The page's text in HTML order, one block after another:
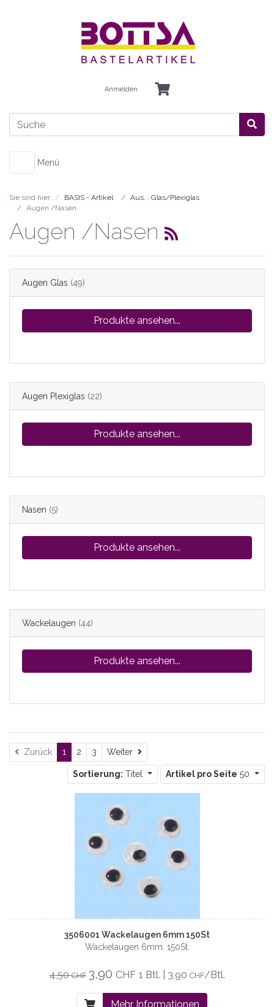
Anmelden
Menü
Sie sind hier: BASIS - Artikel
Aus... Glas/Plexiglas
Augen /Nasen
Augen /Nasen
Augen Glas (49)
Produkte ansehen...
Augen Plexiglas (22)
Produkte ansehen...
Nasen (5)
Produkte ansehen...
Wackelaugen (44)
Produkte ansehen...
Zurück 1 2 3 Weiter Weiter
Sortierung: Titel Artikel pro Seite 50
3506001 Wackelaugen 6mm 150St
Wackelaugen 6mm. 150St.
4,50CHF 3,90 CHF 1 Btl. | 3,90 CHF/Btl.
Mehr Informationen